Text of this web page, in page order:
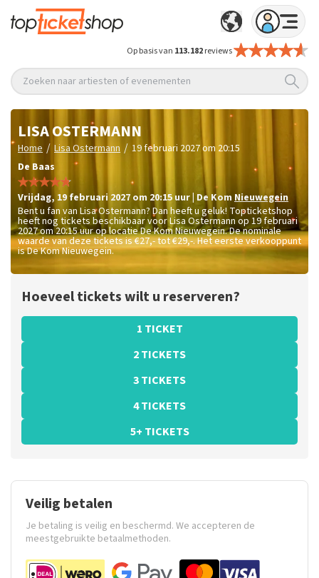
Op basis van 113.182reviews
Zoeken naar artiesten of evenementen
LISA OSTERMANN
Home / Lisa Ostermann / 19 februari 2027 om 20:15
De Baas
vrijdag, 19 februari 2027 om 20:15 uur De Kom Nieuwegein
Bent u fan van Lisa Ostermann? Dan heeft u geluk! Topticketshop
heeft nog tickets beschikbaar voor Lisa Ostermann op 19 februari
2027 om 20:15 uur op locatie De Kom Nieuwegein. De nominale
waarde van deze tickets is€27,- tot €29,-. Het eerste verkooppunt
is De Kom Nieuwegein.
Hoeveel tickets wilt u reserveren?
1 TICKET
2 TICKETS
3 TICKETS
4 TICKETS
5+ TICKETS
Veilig betalen
Je betaling is veilig en beschermd. We accepteren de
meestgebruikte betaalmethoden.